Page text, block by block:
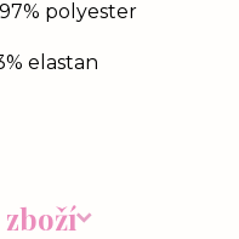
polyester